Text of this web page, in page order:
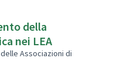
della
nei LEA
Associazioni di